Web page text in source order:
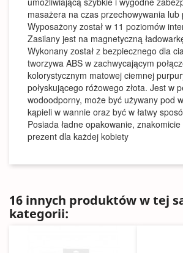
masażera na czas przechowywania lub
Wyposażony został w 11 poziomów
Zasilany jest na magnetyczną
Wykonany został z bezpiecznego dla
tworzywa ABS w zachwycającym
kolorystycznym matowej ciemnej
połyskującego różowego złota. Jest w
wodoodporny, może być używany pod
kąpieli w wannie oraz być w łatwy
Posiada ładne opakowanie,
prezent dla każdej kobiety
16 innych produktów w tej
kategorii: